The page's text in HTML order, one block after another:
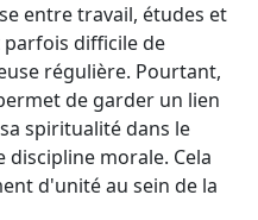
entre travail, études et
difficile de
régulière. Pourtant,
de garder un lien
spiritualité dans le
morale. Cela
d'unité au sein de la